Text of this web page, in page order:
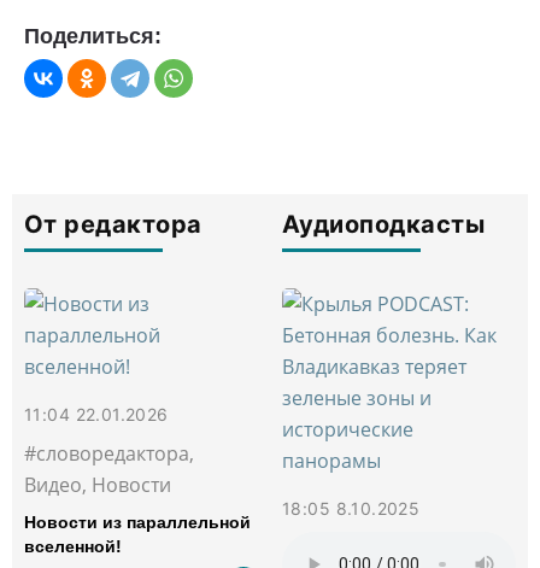
Поделиться:
От редактора
11:04 22.01.2026
#словоредактора,
Видео, Новости
Новости из параллельной
вселенной!
Аудиоподкасты
18:05 8.10.2025